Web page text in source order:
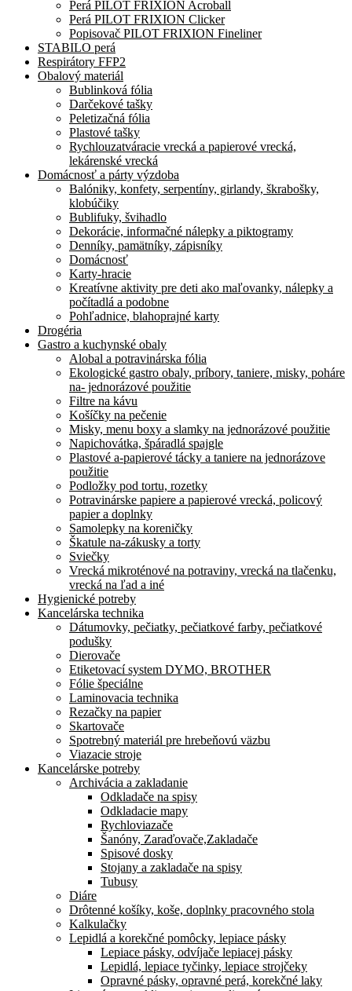
Perá PILOT FRIXION Acroball
Perá PILOT FRIXION Clicker
Popisovač PILOT FRIXION Fineliner
STABILO perá
Respirátory FFP2
Obalový materiál
Bublinková fólia
Darčekové tašky
Peletizačná fólia
Plastové tašky
Rychlouzatváracie vrecká a papierové vrecká,
lekárenské vrecká
Domácnosť a párty výzdoba
Balóniky, konfety, serpentíny, girlandy, škrabošky,
klobúčiky
Bublifuky, švihadlo
Dekorácie, informačné nálepky a piktogramy
Denníky, pamätníky, zápisníky
Domácnosť
Karty-hracie
Kreatívne aktivity pre deti ako maľovanky, nálepky a
počítadlá a podobne
Pohľadnice, blahoprajné karty
Drogéria
Gastro a kuchynské obaly
Alobal a potravinárska fólia
Ekologické gastro obaly, príbory, taniere, misky, poháre
na- jednorázové použitie
Filtre na kávu
Košíčky na pečenie
Misky, menu boxy a slamky na jednorázové použitie
Napichovátka, špáradlá spajgle
Plastové a-papierové tácky a taniere na jednorázove
použitie
Podložky pod tortu, rozetky
Potravinárske papiere a papierové vrecká, policový
papier a doplnky
Samolepky na koreničky
Škatule na-zákusky a torty
Sviečky
Vrecká mikroténové na potraviny, vrecká na tlačenku,
vrecká na ľad a iné
Hygienické potreby
Kancelárska technika
Dátumovky, pečiatky, pečiatkové farby, pečiatkové
podušky
Dierovače
Etiketovací system DYMO, BROTHER
Fólie špeciálne
Laminovacia technika
Rezačky na papier
Skartovače
Spotrebný materiál pre hrebeňovú väzbu
Viazacie stroje
Kancelárske potreby
Archivácia a zakladanie
Odkladače na spisy
Odkladacie mapy
Rychloviazače
Šanóny, Zaraďovače,Zakladače
Spisové dosky
Stojany a zakladače na spisy
Tubusy
Diáre
Drôtenné košíky, koše, doplnky pracovného stola
Kalkulačky
Lepidlá a korekčné pomôcky, lepiace pásky
Lepiace pásky, odvíjače lepiacej pásky
Lepidlá, lepiace tyčinky, lepiace strojčeky
Opravné pásky, opravné perá, korekčné laky